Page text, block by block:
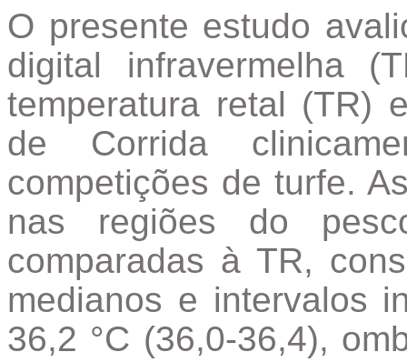
O presente estudo
digital infravermelha
temperatura retal (TR)
de Corrida
competições de turfe.
nas regiões do
comparadas à TR,
medianos e intervalos
36,2 °C (36,0-36,4),